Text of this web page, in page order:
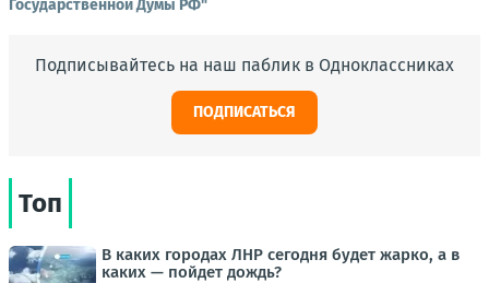
Государственной Думы РФ"
Подписывайтесь на наш паблик в Одноклассниках
ПОДПИСАТЬСЯ
Топ
В каких городах ЛНР сегодня будет жарко, а в
каких — пойдет дождь?